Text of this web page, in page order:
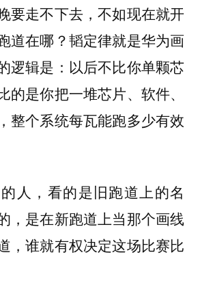
要走不下去，不如现在就开
道在哪？韬定律就是华为画
逻辑是：以后不比你单颗芯
的是你把一堆芯片、软件、
整个系统每瓦能跑多少有效
人，看的是旧跑道上的名
，是在新跑道上当那个画线
，谁就有权决定这场比赛比